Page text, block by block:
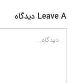
Leave A دیدگاه
دیدگاه